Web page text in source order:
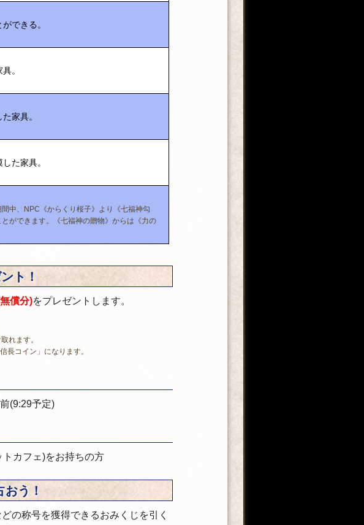
できる。
。
家具。
た家具。
中、NPC《からくり桜子》より《七福神勾
ができます。《七福神の贈物》からは《力の
ト！
償分)をプレゼントします。
れます。
長コイン」になります。
(9:29予定)
カフェ)をお持ちの方
う！
の称号を獲得できるおみくじを引く